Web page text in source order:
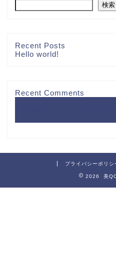
検索
Recent Posts
Hello world!
Recent Comments
プライバシーポリシ
2026 美